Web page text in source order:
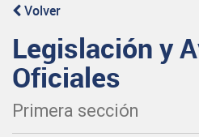
Volver
Legislación y
Oficiales
Primera sección